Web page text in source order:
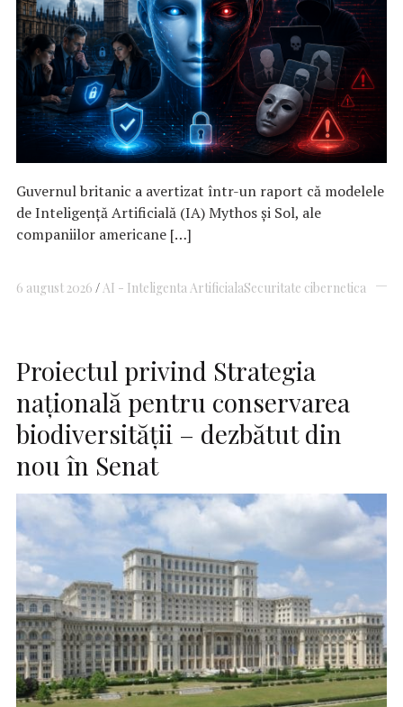
Guvernul britanic a avertizat într-un raport că modelele
de Inteligenţă Artificială (IA) Mythos şi Sol, ale
companiilor americane […]
6 august 2026 AI - Inteligenta ArtificialaSecuritate cibernetica
Proiectul privind Strategia
naţională pentru conservarea
biodiversităţii – dezbătut din
nou în Senat